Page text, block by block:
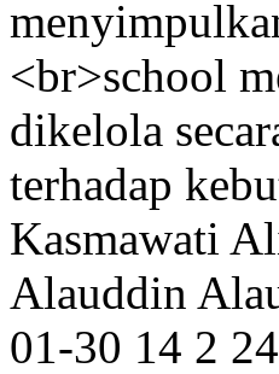
<br>school
dikelola
terhadap
Kasmawati
Alauddin
01-30 14 2 24